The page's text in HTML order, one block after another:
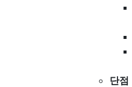
단점